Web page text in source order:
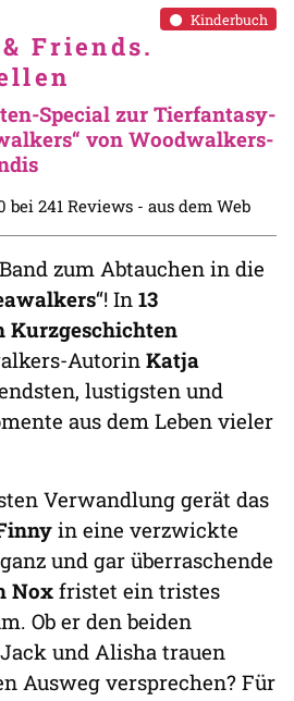
Kinderbuch
Friends.
Special zur Tierfantasy-
von Woodwalkers-
bei 241 Reviews - aus dem Web
zum Abtauchen in die
“! In 13
Kurzgeschichten
Autorin Katja
lustigsten und
aus dem Leben vieler
Verwandlung gerät das
in eine verzwickte
und gar überraschende
Nox fristet ein tristes
Ob er den beiden
und Alisha trauen
Ausweg versprechen? Für